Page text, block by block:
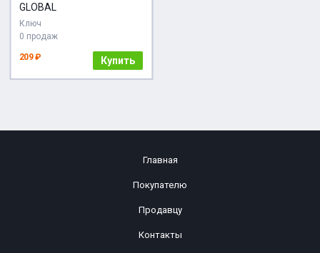
GLOBAL
Ключ
0 продаж
209 ₽ Купить
Главная
Покупателю
Продавцу
Контакты